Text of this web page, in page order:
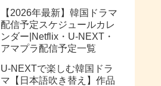
【2026年最新】韓国ドラマ
配信予定スケジュールカレ
ンダー|Netflix・U-NEXT・
アマプラ配信予定一覧
U-NEXTで楽しむ韓国ドラ
マ【日本語吹き替え】作品